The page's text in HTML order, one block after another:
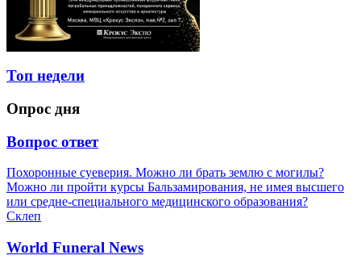
Топ недели
Опрос дня
Вопрос ответ
Похоронные суеверия. Можно ли брать землю с могилы?
Можно ли пройти курсы Бальзамирования, не имея высшего
или средне-специального медицинского образования?
Склеп
World Funeral News